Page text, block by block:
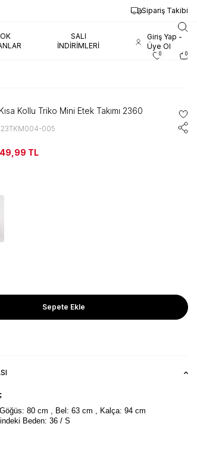
Sipariş Takibi
SALI
İNDIRIMLERI
Giriş Yap -
Üye Ol
0 0
Kollu Triko Mini Etek Takımı 2360
005
TL
Sepete Ekle
80 cm , Bel: 63 cm , Kalça: 94 cm
Beden: 36 / S